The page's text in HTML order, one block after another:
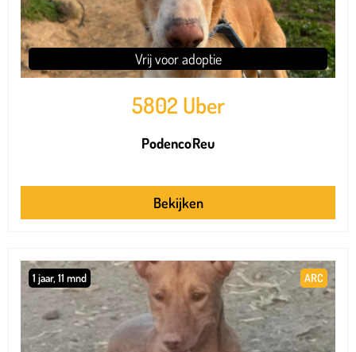
Vrij voor adoptie
5802 Uber
PodencoReu
Bekijken
ARC
1 jaar, 11 mnd